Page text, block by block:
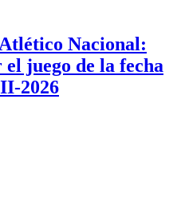
Nacional:
juego de la fecha
2026